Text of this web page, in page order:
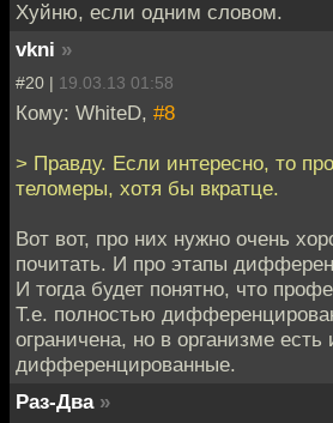
Хуйню, если одним словом.
vkni »
#20 | 19.03.13 01:58
Кому: WhiteD, #8
> Правду. Если интересно, то
теломеры, хотя бы вкратце.
Вот вот, про них нужно очень
почитать. И про этапы
И тогда будет понятно, что
Т.е. полностью
ограничена, но в организме
дифференцированные.
Раз-Два »